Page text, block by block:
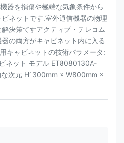
器を損傷や極端な気象条件から
ネットです.室外通信機器の物理
決策ですアクティブ・テレコム
の両方がキャビネット内に入る
キャビネットの技術パラメータ:
ネット モデル ET8080130A-
次元 H1300mm × W800mm ×